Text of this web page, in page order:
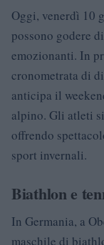
Oggi, venerdì 10
possono godere
emozionanti. In
cronometrata di
anticipa il
alpino. Gli atleti
offrendo
sport invernali.
Biathlon e
In Germania, a
maschile di